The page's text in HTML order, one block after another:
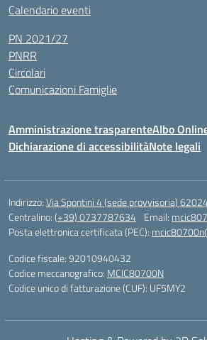
Calendario eventi
PN 2021/27
PNRR
Circolari
Comunicazioni Famiglie
Amministrazione trasparenteAlbo
Dichiarazione di accessibilitàNote legali
Indirizzo:Via Spontini 4 (sede provvisoria)
Centralino:(+39) 0737787634 Email:
Posta elettronica certificata (PEC):
Codice fiscale: 92010940432
Codice meccanografico: MCIC80700N
Codice unico di fatturazione (CUF): UF5MY2